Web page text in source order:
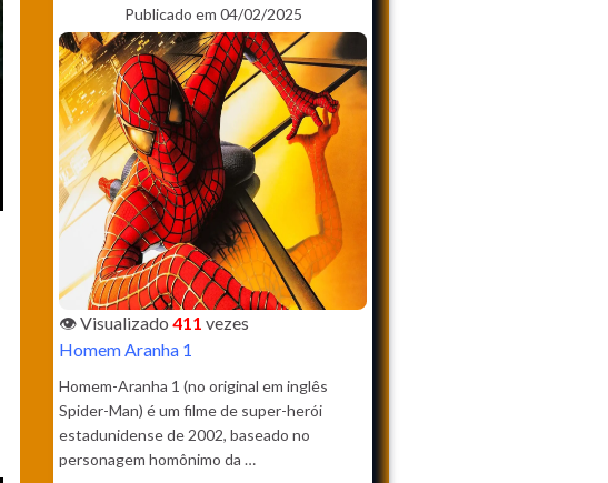
Publicado em 04/02/2025
👁️ Visualizado411 vezes
Homem Aranha 1
Homem-Aranha 1 (no original em inglês
Spider-Man) é um filme de super-herói
estadunidense de 2002, baseado no
personagem homônimo da …